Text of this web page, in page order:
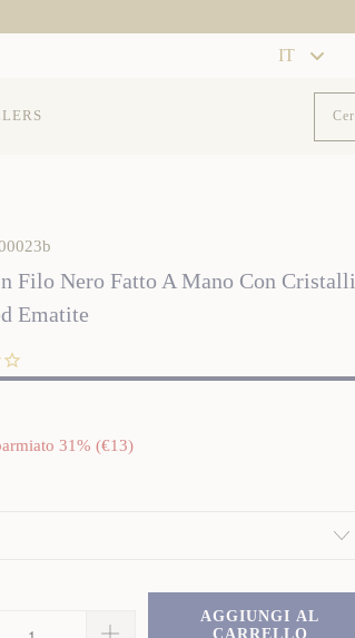
Language
IT
Filo Nero Fatto A Mano Con Cristalli
Ematite
31% (€13)
AGGIUNGI AL
CARRELLO